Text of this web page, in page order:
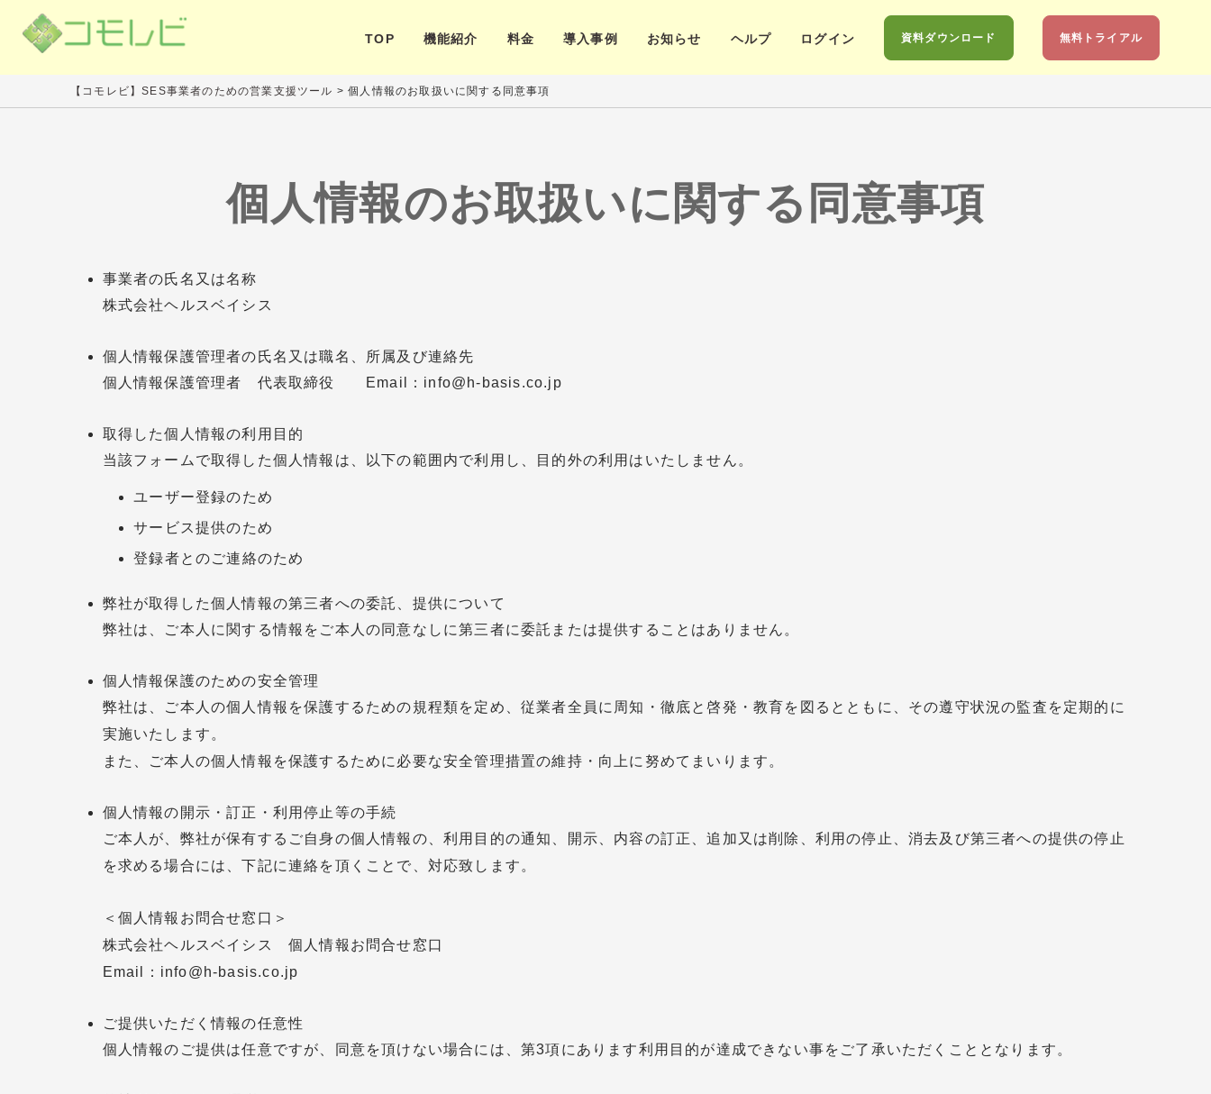
TOP 機能紹介 料金 導入事例 お知らせ ヘルプ ログイン 資料ダウンロード 無料トライアル
【コモレビ】SES事業者のための営業支援ツール >個人情報のお取扱いに関する同意事項
個人情報のお取扱いに関する同意事項
事業者の氏名又は名称
株式会社ヘルスベイシス
個人情報保護管理者の氏名又は職名、所属及び連絡先
個人情報保護管理者 代表取締役 Email：info@h-basis.co.jp
取得した個人情報の利用目的
当該フォームで取得した個人情報は、以下の範囲内で利用し、目的外の利用はいたしません。
ユーザー登録のため
サービス提供のため
登録者とのご連絡のため
弊社が取得した個人情報の第三者への委託、提供について
弊社は、ご本人に関する情報をご本人の同意なしに第三者に委託または提供することはありません。
個人情報保護のための安全管理
弊社は、ご本人の個人情報を保護するための規程類を定め、従業者全員に周知・徹底と啓発・教育を図るとともに、その遵守状況の監査を定期的に
実施いたします。
また、ご本人の個人情報を保護するために必要な安全管理措置の維持・向上に努めてまいります。
個人情報の開示・訂正・利用停止等の手続
ご本人が、弊社が保有するご自身の個人情報の、利用目的の通知、開示、内容の訂正、追加又は削除、利用の停止、消去及び第三者への提供の停止
を求める場合には、下記に連絡を頂くことで、対応致します。
＜個人情報お問合せ窓口＞
株式会社ヘルスベイシス 個人情報お問合せ窓口
Email：info@h-basis.co.jp
ご提供いただく情報の任意性
個人情報のご提供は任意ですが、同意を頂けない場合には、第3項にあります利用目的が達成できない事をご了承いただくこととなります。